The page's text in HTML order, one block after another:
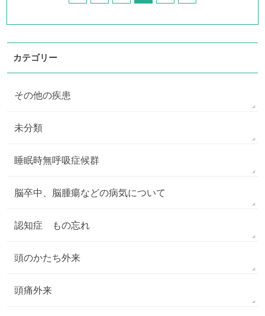
カテゴリー
その他の疾患
未分類
睡眠時無呼吸症候群
脳卒中、脳腫瘍などの病気について
認知症 もの忘れ
頭のかたち外来
頭痛外来